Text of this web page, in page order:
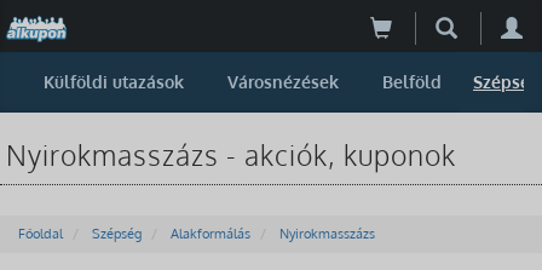
Külföldi utazások Városnézések Belföld Szépség
Nyirokmasszázs - akciók, kuponok
Főoldal Szépség Alakformálás Nyirokmasszázs